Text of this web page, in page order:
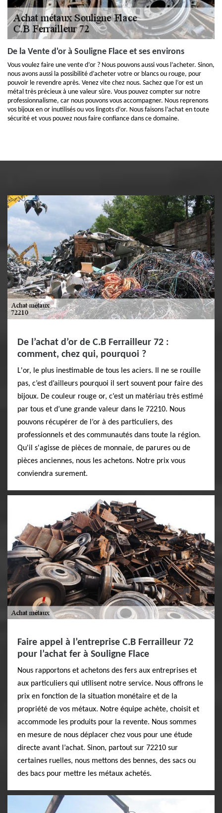
De la Vente d'or à Souligne Flace et ses environs
Vous voulez faire une vente d’or ? Nous pouvons aussi vous l’acheter. Sinon,
nous avons aussi la possibilité d’acheter votre or blancs ou rouge, pour
pouvoir le revendre après. Venez vite chez nous. Sachez que l’or est un
métal très précieux à une valeur sûre. Vous pouvez compter sur notre
professionnalisme, car nous pouvons vous accompagner. Nous reprenons
vos bijoux en or inutilisés ou vos lingots d’or. Nous faisons l’achat en toute
sécurité et vous pouvez nous faire confiance dans ce domaine.
De l’achat d’or de C.B Ferrailleur 72 :
comment, chez qui, pourquoi ?
L'or, le plus inestimable de tous les aciers. Il ne se rouille
pas, c’est d’ailleurs pourquoi il sert souvent pour faire des
bijoux. De couleur rouge or, c’est un matériau très estimé
par tous et d’une grande valeur dans le 72210. Nous
pouvons récupérer de l’or à des particuliers, des
professionnels et des communautés dans toute la région.
Qu'il s'agisse de pièces de monnaie, de parures ou de
pièces anciennes, nous les achetons. Notre prix vous
conviendra surement.
Faire appel à l’entreprise C.B Ferrailleur 72
pour l’achat fer à Souligne Flace
Nous rapportons et achetons des fers aux entreprises et
aux particuliers qui utilisent notre service. Nous offrons le
prix en fonction de la situation monétaire et de la
propriété de vos métaux. Notre équipe achète, choisit et
accommode les produits pour la revente. Nous sommes
en mesure de nous déplacer chez vous pour une étude
directe avant l’achat. Sinon, partout sur 72210 sur
certaines ruelles, nous mettons des bennes, des sacs ou
des bacs pour mettre les métaux achetés.